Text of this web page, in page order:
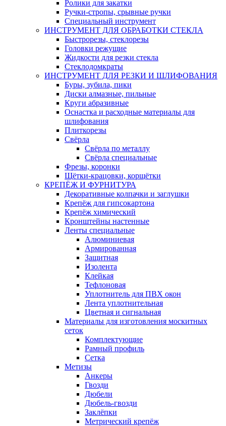
Ролики для закатки
Ручки-стропы, срывные ручки
Специальный инструмент
ИНСТРУМЕНТ ДЛЯ ОБРАБОТКИ СТЕКЛА
Быстрорезы, стеклорезы
Головки режущие
Жидкости для резки стекла
Стеклодомкраты
ИНСТРУМЕНТ ДЛЯ РЕЗКИ И ШЛИФОВАНИЯ
Буры, зубила, пики
Диски алмазные, пильные
Круги абразивные
Оснастка и расходные материалы для
шлифования
Плиткорезы
Свёрла
Свёрла по металлу
Свёрла специальные
Фрезы, коронки
Щётки-крацовки, корщётки
КРЕПЁЖ И ФУРНИТУРА
Декоративные колпачки и заглушки
Крепёж для гипсокартона
Крепёж химический
Кронштейны настенные
Ленты специальные
Алюминиевая
Армированная
Защитная
Изолента
Клейкая
Тефлоновая
Уплотнитель для ПВХ окон
Лента уплотнительная
Цветная и сигнальная
Материалы для изготовления москитных
сеток
Комплектующие
Рамный профиль
Сетка
Метизы
Анкеры
Гвозди
Дюбели
Дюбель-гвозди
Заклёпки
Метрический крепёж